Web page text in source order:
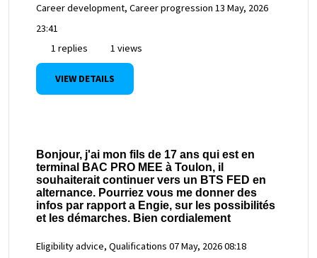
Career development, Career progression 13 May, 2026
23:41
1 replies
1 views
VIEW DETAILS
Bonjour, j'ai mon fils de 17 ans qui est en
terminal BAC PRO MEE à Toulon, il
souhaiterait continuer vers un BTS FED en
alternance. Pourriez vous me donner des
infos par rapport a Engie, sur les possibilités
et les démarches. Bien cordialement
Eligibility advice, Qualifications 07 May, 2026 08:18